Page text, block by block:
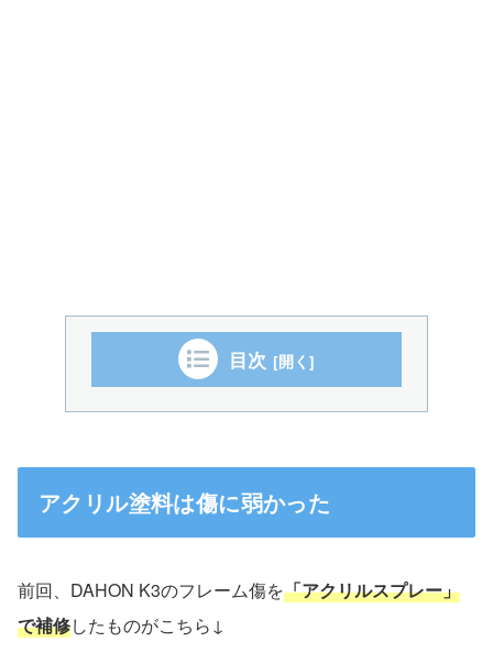
目次
アクリル塗料は傷に弱かった
前回、DAHON K3のフレーム傷を「アクリルスプレー」
で補修したものがこちら↓